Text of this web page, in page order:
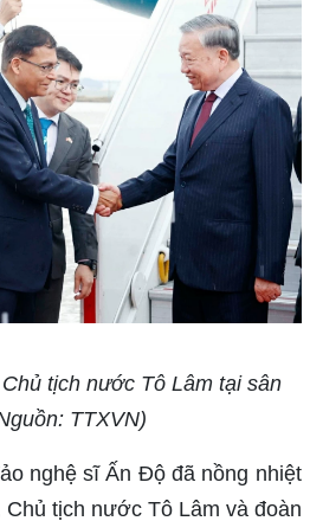
tịch nước Tô Lâm tại sân
TTXVN)
nghệ sĩ Ấn Độ đã nồng nhiệt
tịch nước Tô Lâm và đoàn